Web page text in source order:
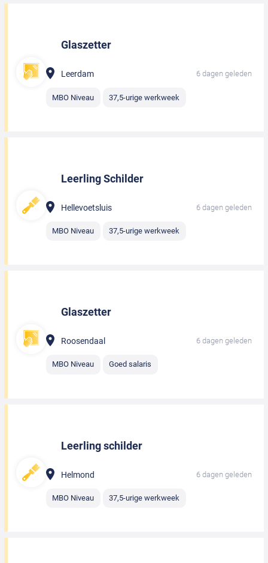
Glaszetter
Leerdam 6 dagen geleden
MBO Niveau 37,5-urige werkweek
Leerling Schilder
Hellevoetsluis 6 dagen geleden
MBO Niveau 37,5-urige werkweek
Glaszetter
Roosendaal 6 dagen geleden
MBO Niveau Goed salaris
Leerling schilder
Helmond 6 dagen geleden
MBO Niveau 37,5-urige werkweek